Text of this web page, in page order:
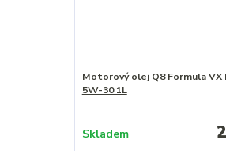
Motorový olej Q8 Formula VX
5W-30 1L
Skladem